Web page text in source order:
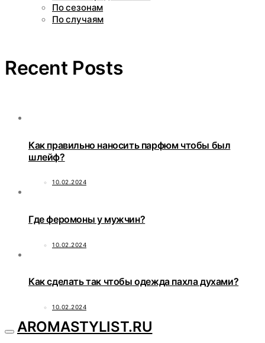
По сезонам
По случаям
Recent Posts
Как правильно наносить парфюм чтобы был
шлейф?
10.02.2024
Где феромоны у мужчин?
10.02.2024
Как сделать так чтобы одежда пахла духами?
10.02.2024
AROMASTYLIST.RU